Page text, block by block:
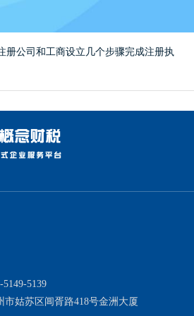
册公司和工商设立几个步骤完成注册执
5139
市姑苏区阊胥路418号金洲大厦